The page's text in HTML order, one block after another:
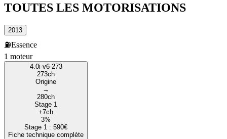
TOUTES LES MOTORISATIONS
2013
⛽Essence
1 moteur
4.0i-v6-273
273ch
Origine
→
280ch
Stage 1
+7ch
3%
Stage 1 : 590€
Fiche technique complète